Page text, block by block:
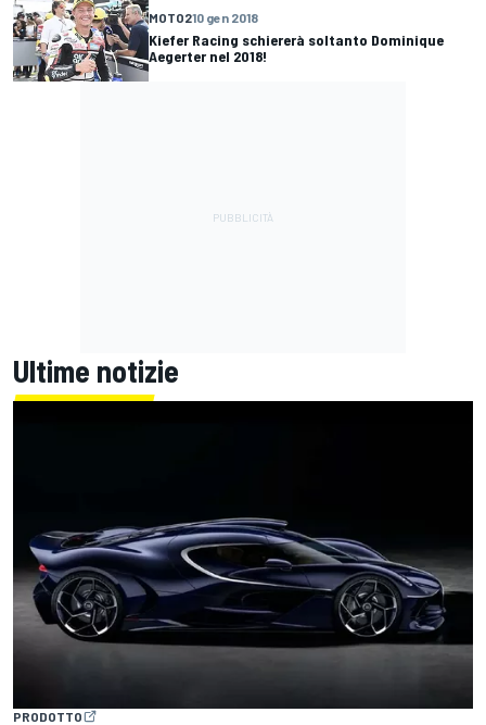
MOTO210 gen 2018
Kiefer Racing schiererà soltanto Dominique
Aegerter nel 2018!
Ultime notizie
PRODOTTO